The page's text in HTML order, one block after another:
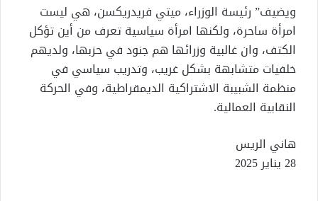
ويضيف” رئيسة الوزراء، ميتي فريدريكسن، هي ليست
امرأة ساحرة، ولكنها امرأة سياسية تعرف من أين تؤكل
الكتف، وان غالبية وزرائها هم جنود في حزبها، ولديهم
خلفيات متشابهة بشكل غريب، وتدريب سياسي في
منظمة الشبيبة الاشتراكية الديمقراطية، وفي الحركة
النقابية العمالية.
هاني الريس
28 يناير 2025